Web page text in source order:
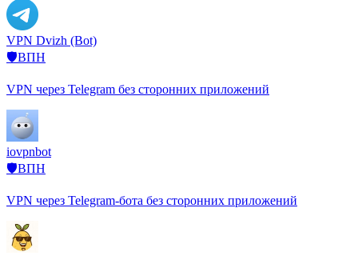
VPN Dvizh (Bot)
🛡️ВПН
VPN через Telegram без сторонних приложений
iovpnbot
🛡️ВПН
VPN через Telegram-бота без сторонних приложений